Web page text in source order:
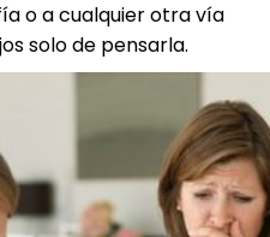
o a cualquier otra vía
solo de pensarla.